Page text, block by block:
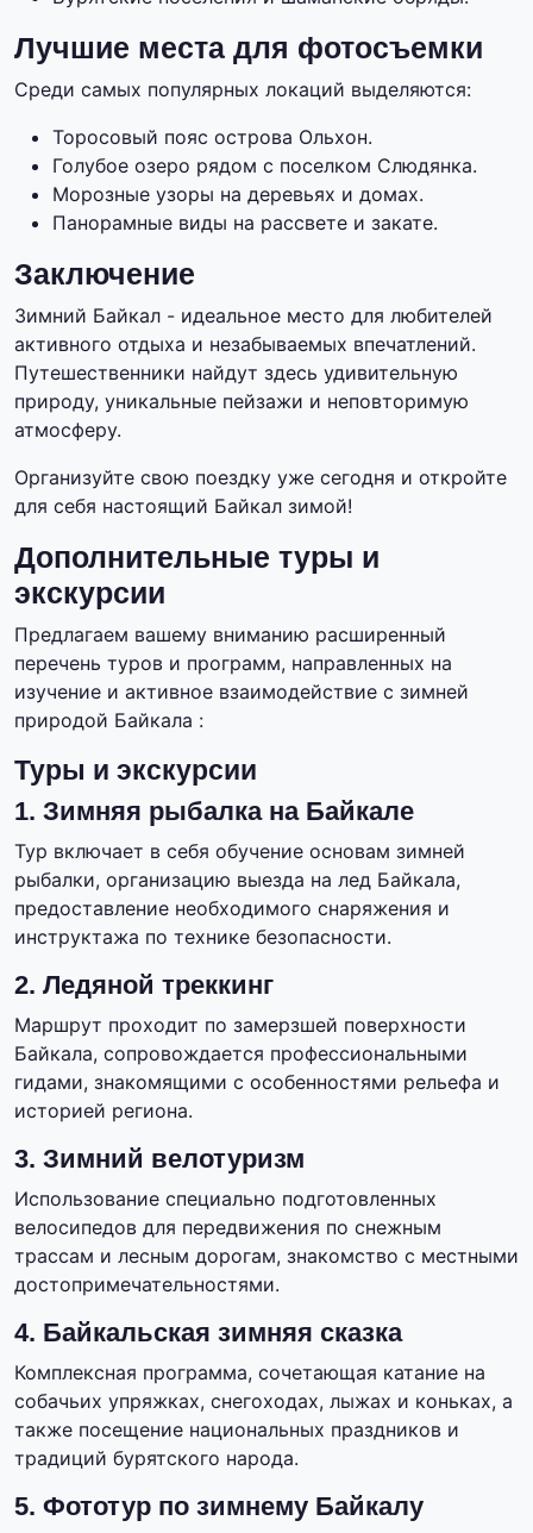
Лучшие места для фотосъемки
Среди самых популярных локаций выделяются:
Торосовый пояс острова Ольхон.
Голубое озеро рядом с поселком Слюдянка.
Морозные узоры на деревьях и домах.
Панорамные виды на рассвете и закате.
Заключение
Зимний Байкал - идеальное место для любителей
активного отдыха и незабываемых впечатлений.
Путешественники найдут здесь удивительную
природу, уникальные пейзажи и неповторимую
атмосферу.
Организуйте свою поездку уже сегодня и откройте
для себя настоящий Байкал зимой!
Дополнительные туры и
экскурсии
Предлагаем вашему вниманию расширенный
перечень туров и программ, направленных на
изучение и активное взаимодействие с зимней
природой Байкала :
Туры и экскурсии
1. Зимняя рыбалка на Байкале
Тур включает в себя обучение основам зимней
рыбалки, организацию выезда на лед Байкала,
предоставление необходимого снаряжения и
инструктажа по технике безопасности.
2. Ледяной треккинг
Маршрут проходит по замерзшей поверхности
Байкала, сопровождается профессиональными
гидами, знакомящими с особенностями рельефа и
историей региона.
3. Зимний велотуризм
Использование специально подготовленных
велосипедов для передвижения по снежным
трассам и лесным дорогам, знакомство с местными
достопримечательностями.
4. Байкальская зимняя сказка
Комплексная программа, сочетающая катание на
собачьих упряжках, снегоходах, лыжах и коньках, а
также посещение национальных праздников и
традиций бурятского народа.
5. Фототур по зимнему Байкалу